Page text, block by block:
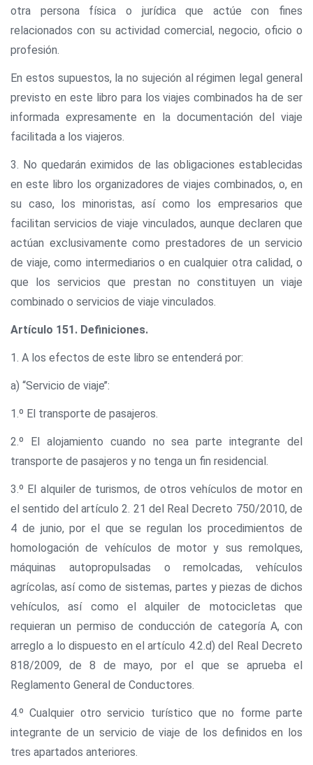
otra persona física o jurídica que actúe con fines
relacionados con su actividad comercial, negocio, oficio o
profesión.
En estos supuestos, la no sujeción al régimen legal general
previsto en este libro para los viajes combinados ha de ser
informada expresamente en la documentación del viaje
facilitada a los viajeros.
3. No quedarán eximidos de las obligaciones establecidas
en este libro los organizadores de viajes combinados, o, en
su caso, los minoristas, así como los empresarios que
facilitan servicios de viaje vinculados, aunque declaren que
actúan exclusivamente como prestadores de un servicio
de viaje, como intermediarios o en cualquier otra calidad, o
que los servicios que prestan no constituyen un viaje
combinado o servicios de viaje vinculados.
Artículo 151. Definiciones.
1. A los efectos de este libro se entenderá por:
a) ‘‘Servicio de viaje’’:
1.º El transporte de pasajeros.
2.º El alojamiento cuando no sea parte integrante del
transporte de pasajeros y no tenga un fin residencial.
3.º El alquiler de turismos, de otros vehículos de motor en
el sentido del artículo 2. 21 del Real Decreto 750/2010, de
4 de junio, por el que se regulan los procedimientos de
homologación de vehículos de motor y sus remolques,
máquinas autopropulsadas o remolcadas, vehículos
agrícolas, así como de sistemas, partes y piezas de dichos
vehículos, así como el alquiler de motocicletas que
requieran un permiso de conducción de categoría A, con
arreglo a lo dispuesto en el artículo 4.2.d) del Real Decreto
818/2009, de 8 de mayo, por el que se aprueba el
Reglamento General de Conductores.
4.º Cualquier otro servicio turístico que no forme parte
integrante de un servicio de viaje de los definidos en los
tres apartados anteriores.